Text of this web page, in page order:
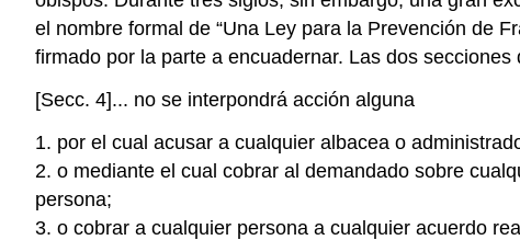
el nombre formal de “Una Ley para la Prevención de
firmado por la parte a encuadernar. Las dos
[Secc. 4]... no se interpondrá acción alguna
1. por el cual acusar a cualquier albacea o
2. o mediante el cual cobrar al demandado sobre
persona;
3. o cobrar a cualquier persona a cualquier acuerdo